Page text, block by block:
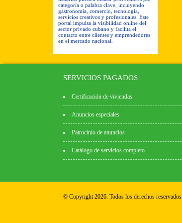
categoría o palabra clave, incluyendo
gastronomía, comercio, tecnología,
servicios creativos y profesionales. Este
portal impulsa la visibilidad online del
sector privado cubano y facilita el
contacto entre clientes y emprendedores
en el mercado nacional.
SERVICIOS PAGADOS
Certificación de viviendas
Anuncios especiales
Patrocinio de anuncios
Catálogo de servicios completo
© Copyright 2026. Todos los derechos reservados.